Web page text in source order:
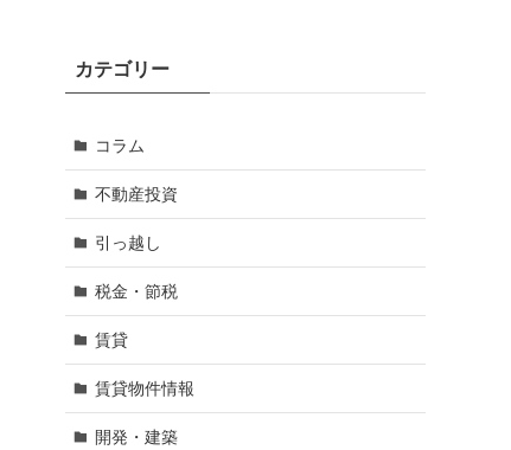
カテゴリー
コラム
不動産投資
引っ越し
税金・節税
賃貸
賃貸物件情報
開発・建築